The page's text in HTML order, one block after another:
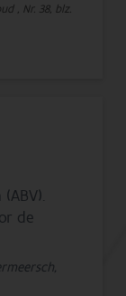
, Nr. 38, blz.
de